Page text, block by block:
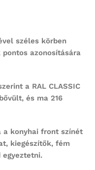
széles körben
pontos azonosítására
a RAL CLASSIC
és ma 216
a konyhai front színét
kiegészítők, fém